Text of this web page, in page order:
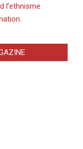
l’ethnisme